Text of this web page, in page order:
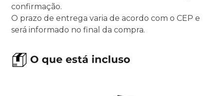
confirmação.
O prazo de entrega varia de acordo com o CEP e
será informado no final da compra.